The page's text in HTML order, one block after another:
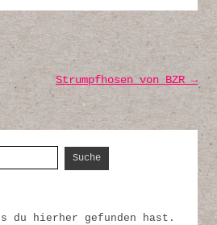
Strumpfhosen von BZR →
du hierher gefunden hast.